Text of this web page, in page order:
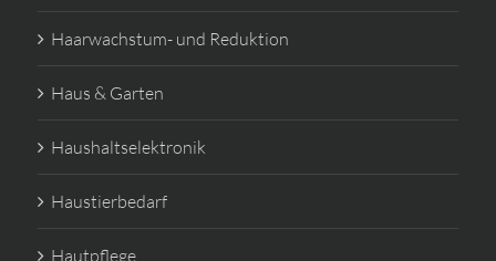
Haarwachstum- und Reduktion
Haus & Garten
Haushaltselektronik
Haustierbedarf
Hautpflege